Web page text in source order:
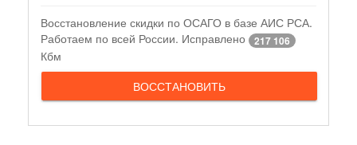
Восстановление скидки по ОСАГО в базе АИС РСА.
Работаем по всей России. Исправлено
217 106
Кбм
ВОССТАНОВИТЬ